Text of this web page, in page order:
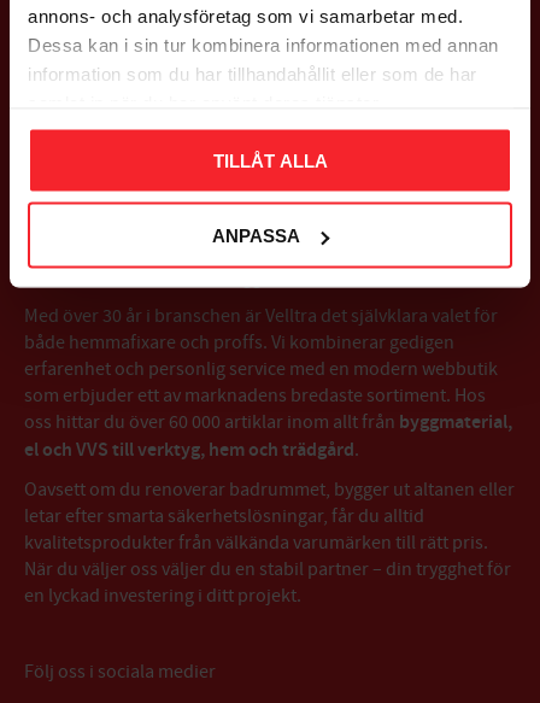
annons- och analysföretag som vi samarbetar med.
Dessa kan i sin tur kombinera informationen med annan
information som du har tillhandahållit eller som de har
TILLÅT ALLA
ANPASSA
ADRESS
Falsterbovägen 245,
Med över 30 år i branschen är Velltra det självklara valet för
både hemmafixare och proffs. Vi kombinerar gedigen
erfarenhet och personlig service med en modern webbutik
som erbjuder ett av marknadens bredaste sortiment. Hos
oss hittar du över 60 000 artiklar inom allt från byggmaterial,
el och VVS till verktyg, hem och trädgård.
Oavsett om du renoverar badrummet, bygger ut altanen eller
letar efter smarta säkerhetslösningar, får du alltid
kvalitetsprodukter från välkända varumärken till rätt pris.
När du väljer oss väljer du en stabil partner – din trygghet för
en lyckad investering i ditt projekt.
Följ oss i sociala medier